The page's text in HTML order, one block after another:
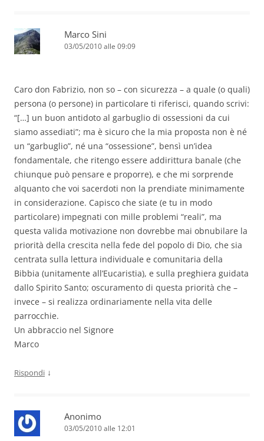
Marco Sini
03/05/2010 alle 09:09
Caro don Fabrizio, non so – con sicurezza – a quale (o quali)
persona (o persone) in particolare ti riferisci, quando scrivi:
“[…] un buon antidoto al garbuglio di ossessioni da cui
siamo assediati”; ma è sicuro che la mia proposta non è né
un “garbuglio”, né una “ossessione”, bensì un’idea
fondamentale, che ritengo essere addirittura banale (che
chiunque può pensare e proporre), e che mi sorprende
alquanto che voi sacerdoti non la prendiate minimamente
in considerazione. Capisco che siate (e tu in modo
particolare) impegnati con mille problemi “reali”, ma
questa valida motivazione non dovrebbe mai obnubilare la
priorità della crescita nella fede del popolo di Dio, che sia
centrata sulla lettura individuale e comunitaria della
Bibbia (unitamente all’Eucaristia), e sulla preghiera guidata
dallo Spirito Santo; oscuramento di questa priorità che –
invece – si realizza ordinariamente nella vita delle
parrocchie.
Un abbraccio nel Signore
Marco
Rispondi ↓
Anonimo
03/05/2010 alle 12:01